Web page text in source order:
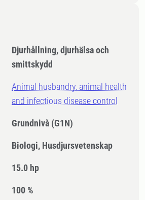
Djurhållning, djurhälsa och
smittskydd
Animal husbandry, animal health
and infectious disease control
Grundnivå (G1N)
Biologi, Husdjursvetenskap
15.0 hp
100 %